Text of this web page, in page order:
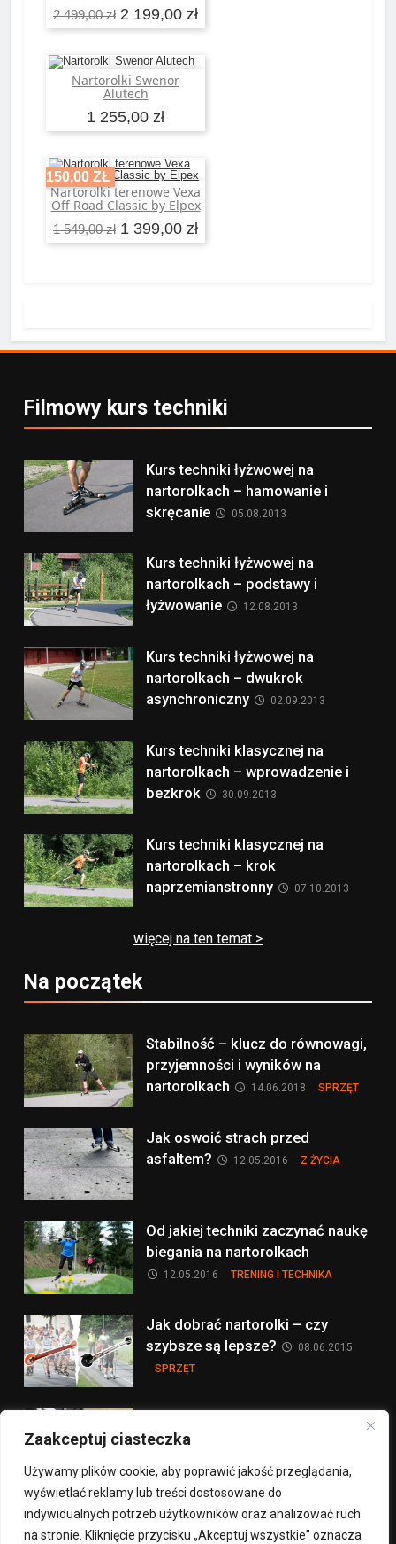
Zaakceptuj ciasteczka
Używamy plików cookie, aby poprawić jakość przeglądania,
wyświetlać reklamy lub treści dostosowane do
indywidualnych potrzeb użytkowników oraz analizować ruch
na stronie. Kliknięcie przycisku „Akceptuj wszystkie” oznacza
2 499,00 zł 2 199,00 zł
Nartorolki Swenor
Alutech
1 255,00 zł
Dodaj do koszyka
-150,00 ZŁ
Nartorolki terenowe Vexa
Off Road Classic by Elpex
1 549,00 zł 1 399,00 zł
Dodaj do koszyka
Filmowy kurs techniki
Kurs techniki łyżwowej na
nartorolkach – hamowanie i
skręcanie
05.08.2013
Kurs techniki łyżwowej na
nartorolkach – podstawy i
łyżwowanie
12.08.2013
Kurs techniki łyżwowej na
nartorolkach – dwukrok
asynchroniczny
02.09.2013
Kurs techniki klasycznej na
nartorolkach – wprowadzenie i
bezkrok
30.09.2013
Kurs techniki klasycznej na
nartorolkach – krok
naprzemianstronny
07.10.2013
więcej na ten temat >
Na początek
Stabilność – klucz do równowagi,
przyjemności i wyników na
nartorolkach
14.06.2018 SPRZĘT
Jak oswoić strach przed
asfaltem?
12.05.2016 Z ŻYCIA
Od jakiej techniki zaczynać naukę
biegania na nartorolkach
12.05.2016 TRENING I TECHNIKA
Jak dobrać nartorolki – czy
szybsze są lepsze?
08.06.2015
SPRZĘT
sprzęt
więcej na ten temat >